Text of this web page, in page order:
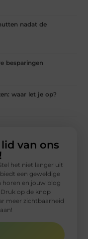
nadat de
besparingen
waar let je op?
van ons
het niet langer uit
een geweldige
en jouw blog
op de knop
meer zichtbaarheid